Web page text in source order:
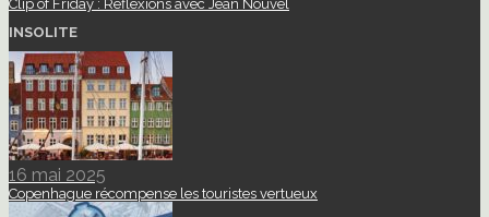
Clip of Friday : Réflexions avec Jean Nouvel
INSOLITE
16 mai 2025
Copenhague récompense les touristes vertueux